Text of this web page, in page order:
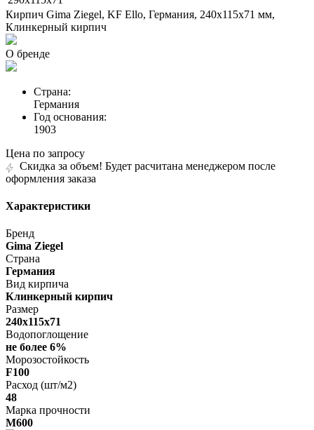
Кирпич Gima Ziegel, KF Ello, Германия, 240х115х71 мм,
Клинкерный кирпич
О бренде
Страна:
Германия
Год основания:
1903
Цена по запросу
Скидка за объем! Будет расчитана менеджером после
оформления заказа
Характеристики
Бренд
Gima Ziegel
Страна
Германия
Вид кирпича
Клинкерный кирпич
Размер
240х115х71
Водопоглощение
не более 6%
Морозостойкость
F100
Расход (шт/м2)
48
Марка прочности
M600